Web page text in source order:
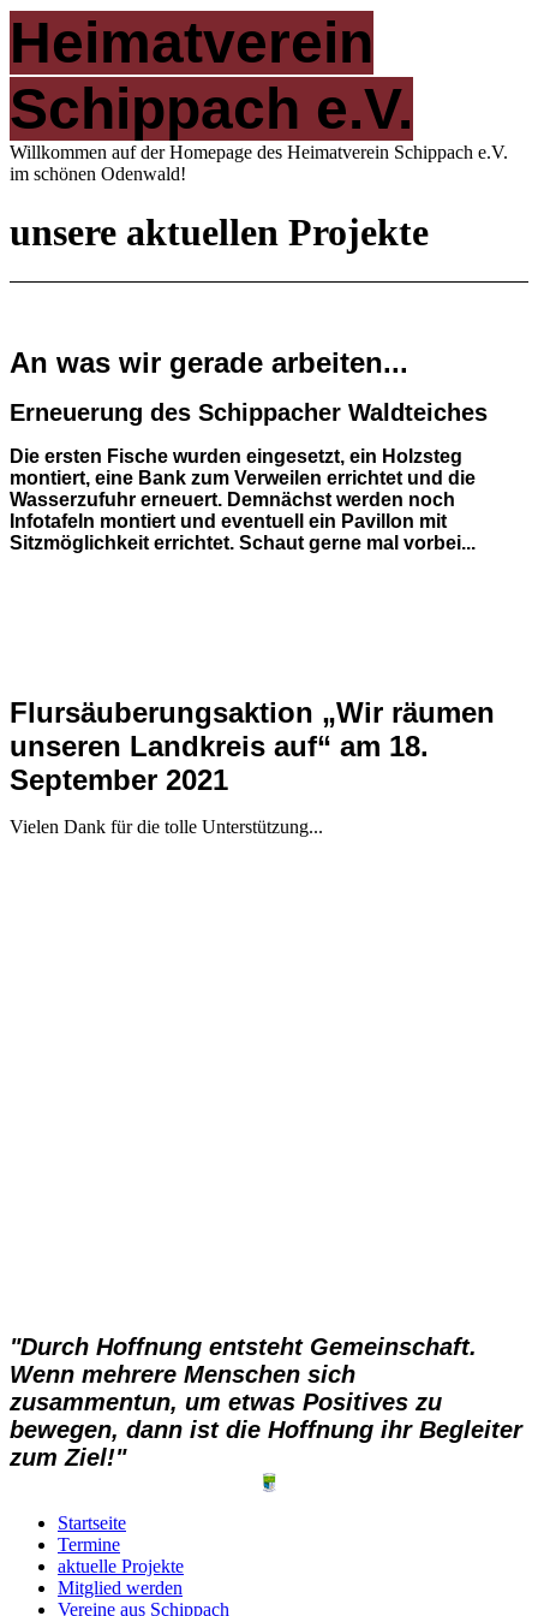
Heimatverein
Schippach e.V.
Willkommen auf der Homepage des Heimatverein Schippach e.V.
im schönen Odenwald!
unsere aktuellen Projekte
An was wir gerade arbeiten...
Erneuerung des Schippacher Waldteiches
Die ersten Fische wurden eingesetzt, ein Holzsteg
montiert, eine Bank zum Verweilen errichtet und die
Wasserzufuhr erneuert. Demnächst werden noch
Infotafeln montiert und eventuell ein Pavillon mit
Sitzmöglichkeit errichtet. Schaut gerne mal vorbei...
Flursäuberungsaktion „Wir räumen
unseren Landkreis auf“ am 18.
September 2021
Vielen Dank für die tolle Unterstützung...
"Durch Hoffnung entsteht Gemeinschaft.
Wenn mehrere Menschen sich
zusammentun, um etwas Positives zu
bewegen, dann ist die Hoffnung ihr Begleiter
zum Ziel!"
Startseite
Termine
aktuelle Projekte
Mitglied werden
Vereine aus Schippach